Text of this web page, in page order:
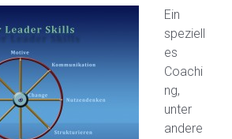
Ein
speziell
es
Coachi
ng,
unter
andere